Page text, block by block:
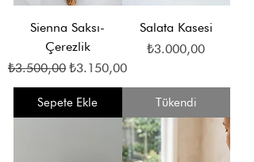
Sienna Saksı-
Çerezlik
Normal Fiyat
₺3.500,00İndirimli Fiyat
₺3.150,00
Sepete Ekle
Salata Kasesi
Fiyat
₺3.000,00
Tükendi